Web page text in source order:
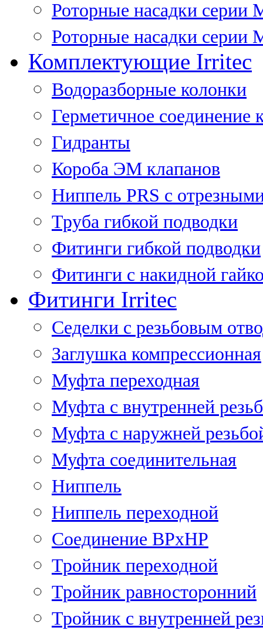
Роторные насадки серии
Роторные насадки серии
Комплектующие Irritec
Водоразборные колонки
Герметичное соединение
Гидранты
Короба ЭМ клапанов
Ниппель PRS с
Труба гибкой подводки
Фитинги гибкой подводки
Фитинги с накидной
Фитинги Irritec
Седелки с резьбовым
Заглушка компрессионная
Муфта переходная
Муфта с внутренней
Муфта с наружней
Муфта соединительная
Ниппель
Ниппель переходной
Соединение ВРхНР
Тройник переходной
Тройник равносторонний
Тройник с внутренней